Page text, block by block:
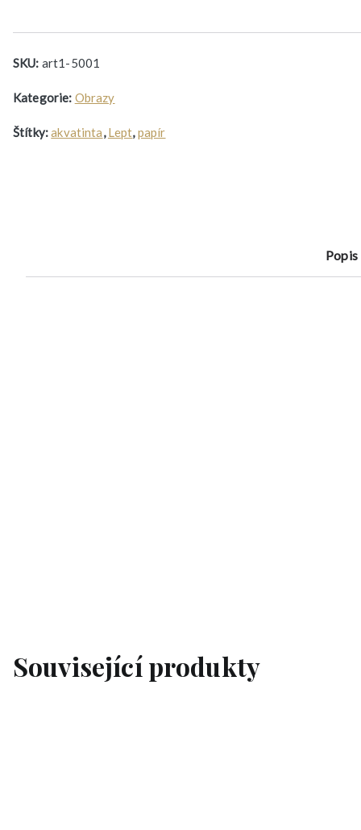
množství
SKU: art1-5001
Kategorie: Obrazy
Štítky:akvatinta,Lept,papír
Popis
Související produkty